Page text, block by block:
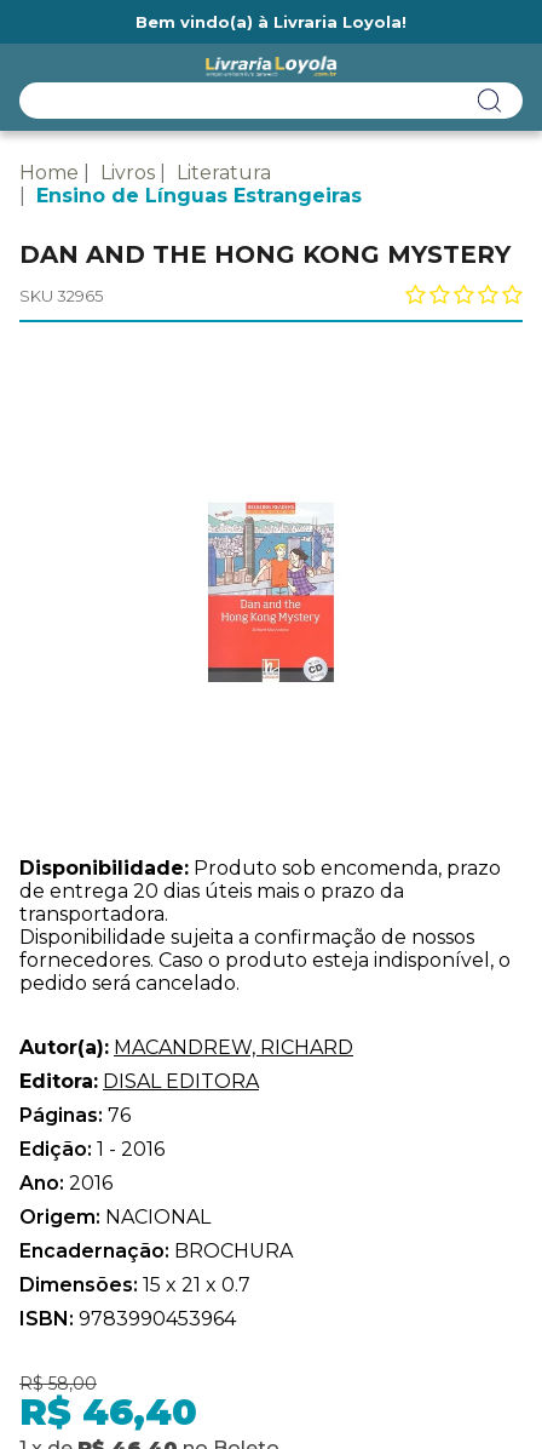
Bem vindo(a) à Livraria Loyola!
Home Livros
Literatura
Ensino de Línguas Estrangeiras
DAN AND THE HONG KONG MYSTERY
SKU 32965
Disponibilidade: Produto sob encomenda, prazo
de entrega 20 dias úteis mais o prazo da
transportadora.
Disponibilidade sujeita a confirmação de nossos
fornecedores. Caso o produto esteja indisponível, o
pedido será cancelado.
Autor(a): MACANDREW, RICHARD
Editora: DISAL EDITORA
Páginas: 76
Edição: 1 - 2016
Ano: 2016
Origem: NACIONAL
Encadernação: BROCHURA
Dimensões: 15 x 21 x 0.7
ISBN: 9783990453964
R$ 58,00
R$ 46,40